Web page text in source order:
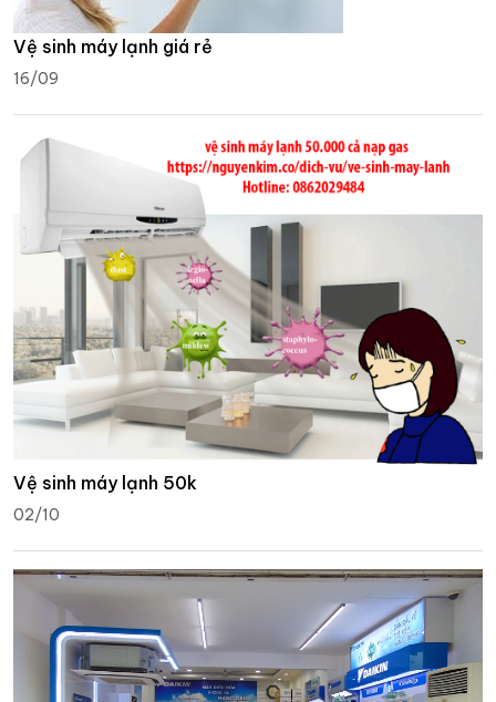
Vệ sinh máy lạnh giá rẻ
16/09
Vệ sinh máy lạnh 50k
02/10